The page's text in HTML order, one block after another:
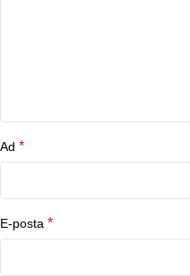
Ad *
E-posta *